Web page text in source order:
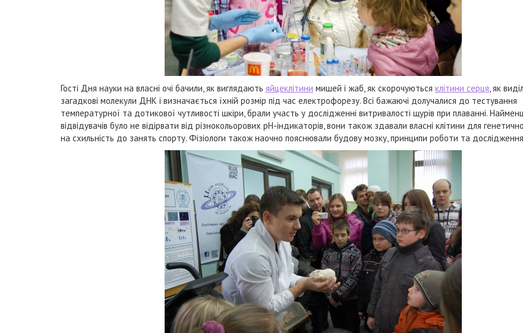
Гості Дня науки на власні очі бачили, як виглядають яйцеклітини мишей і жаб, як скорочуються клітини серця, як
загадкові молекули ДНК і визначається їхній розмір під час електрофорезу. Всі бажаючі долучалися до тестування
температурної та дотикової чутливості шкіри, брали участь у дослідженні витривалості щурів при плаванні.
відвідувачів було не відірвати від різнокольорових рН-індикаторів, вони також здавали власні клітини для
на схильність до занять спорту. Фізіологи також наочно пояснювали будову мозку, принципи роботи та